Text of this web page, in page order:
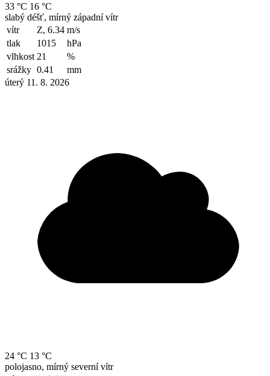
33 °C 16 °C
slabý déšť, mírný západní vítr
vítr
Z, 6.34 m/s
tlak
1015
hPa
vlhkost 21
%
srážky 0.41
mm
úterý 11. 8. 2026
24 °C 13 °C
polojasno, mírný severní vítr